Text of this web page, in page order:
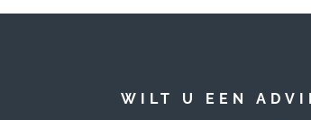
WILT U EEN